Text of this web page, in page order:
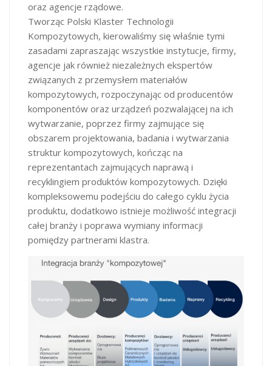
oraz agencje rządowe.
Tworząc Polski Klaster Technologii
Kompozytowych, kierowaliśmy się właśnie tymi
zasadami zapraszając wszystkie instytucje, firmy,
agencje jak również niezależnych ekspertów
związanych z przemysłem materiałów
kompozytowych, rozpoczynając od producentów
komponentów oraz urządzeń pozwalającej na ich
wytwarzanie, poprzez firmy zajmujące się
obszarem projektowania, badania i wytwarzania
struktur kompozytowych, kończąc na
reprezentantach zajmujących naprawą i
recyklingiem produktów kompozytowych. Dzięki
kompleksowemu podejściu do całego cyklu życia
produktu, dodatkowo istnieje możliwość integracji
całej branży i poprawa wymiany informacji
pomiędzy partnerami klastra.